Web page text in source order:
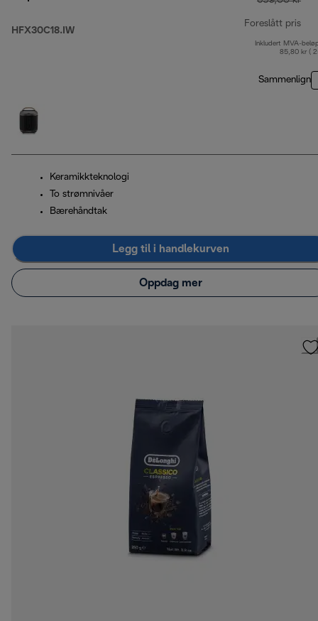
HFX30C18.IW
Foreslått pris
Inkludert MVA-
85,80 kr (
Sammenlign
Keramikkteknologi
To strømnivåer
Bærehåndtak
Legg til i handlekurven
Oppdag mer